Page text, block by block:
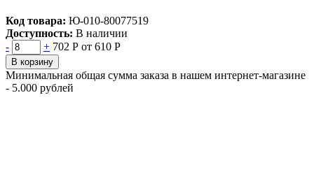
Код товара: Ю-010-80077519
Доступность: В наличии
-
+ 702 Р от 610 Р
В корзину
Минимальная общая сумма заказа в нашем интернет-магазине
- 5.000 рублей